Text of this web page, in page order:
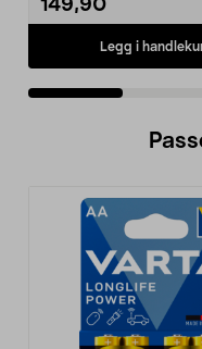
149,90
Legg i